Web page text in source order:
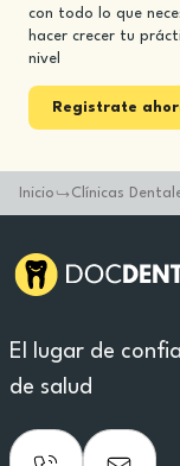
con todo lo que
hacer crecer tu
nivel
Registrate
Inicio Clínicas
El lugar de
de salud